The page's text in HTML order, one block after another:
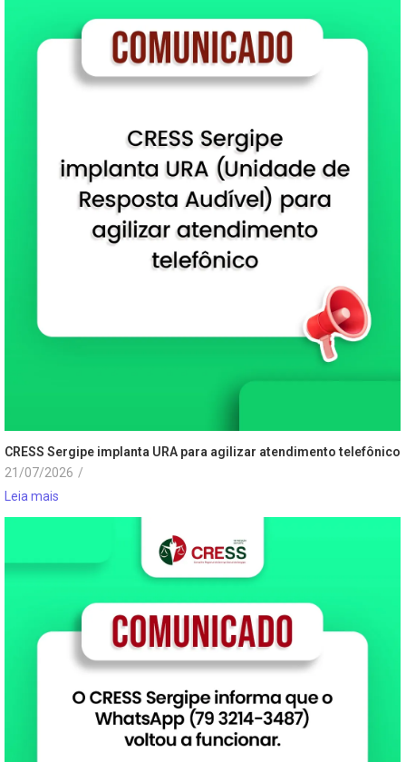
CRESS Sergipe implanta URA para agilizar atendimento telefônico
21/07/2026 /
Leia mais